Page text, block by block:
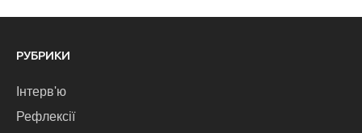
РУБРИКИ
Інтерв'ю
Рефлексії